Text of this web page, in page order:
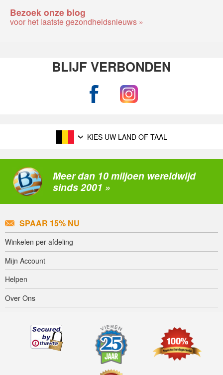
Bezoek onze blog
voor het laatste gezondheidsnieuws »
BLIJF VERBONDEN
KIES UW LAND OF TAAL
Meer dan 10 miljoen wereldwijd
sinds 2001 »
SPAAR 15% NU
Winkelen per afdeling
Mijn Account
Helpen
Over Ons